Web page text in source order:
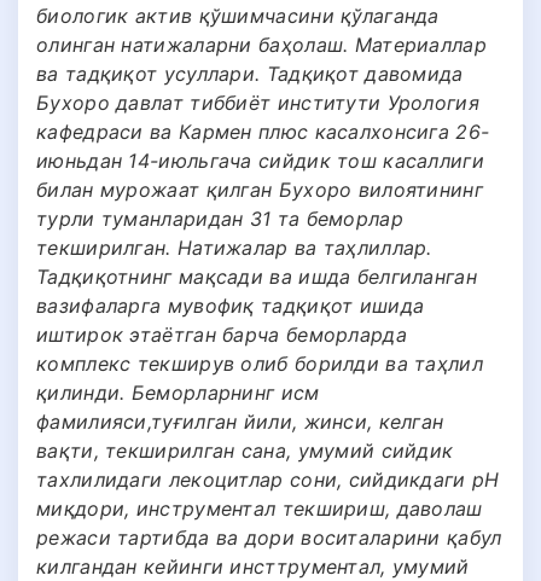
биологик актив қўшимчасини қўлаганда
олинган натижаларни баҳолаш. Материаллар
ва тадқиқот усуллари. Тадқиқот давомида
Бухоро давлат тиббиёт институти Урология
кафедраси ва Кармен плюс касалхонсига 26-
июньдан 14-июльгача сийдик тош касаллиги
билан мурожаат қилган Бухоро вилоятининг
турли туманларидан 31 та беморлар
текширилган. Натижалар ва таҳлиллар.
Тадқиқотнинг мақсади ва ишда белгиланган
вазифаларга мувофиқ тадқиқот ишида
иштирок этаётган барча беморларда
комплекс текширув олиб борилди ва таҳлил
қилинди. Беморларнинг исм
фамилияси,туғилган йили, жинси, келган
вақти, текширилган сана, умумий сийдик
тахлилидаги лекоцитлар сони, сийдикдаги pH
миқдори, инструментал текшириш, даволаш
режаси тартибда ва дори воситаларини қабул
килгандан кейинги инсттрументал, умумий